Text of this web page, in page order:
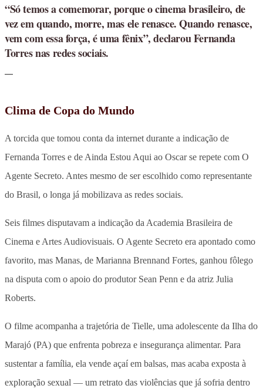
“Só temos a comemorar, porque o cinema brasileiro, de
vez em quando, morre, mas ele renasce. Quando renasce,
vem com essa força, é uma fênix”, declarou Fernanda
Torres nas redes sociais.
Clima de Copa do Mundo
A torcida que tomou conta da internet durante a indicação de
Fernanda Torres e de Ainda Estou Aqui ao Oscar se repete com O
Agente Secreto. Antes mesmo de ser escolhido como representante
do Brasil, o longa já mobilizava as redes sociais.
Seis filmes disputavam a indicação da Academia Brasileira de
Cinema e Artes Audiovisuais. O Agente Secreto era apontado como
favorito, mas Manas, de Marianna Brennand Fortes, ganhou fôlego
na disputa com o apoio do produtor Sean Penn e da atriz Julia
Roberts.
O filme acompanha a trajetória de Tielle, uma adolescente da Ilha do
Marajó (PA) que enfrenta pobreza e insegurança alimentar. Para
sustentar a família, ela vende açaí em balsas, mas acaba exposta à
exploração sexual — um retrato das violências que já sofria dentro